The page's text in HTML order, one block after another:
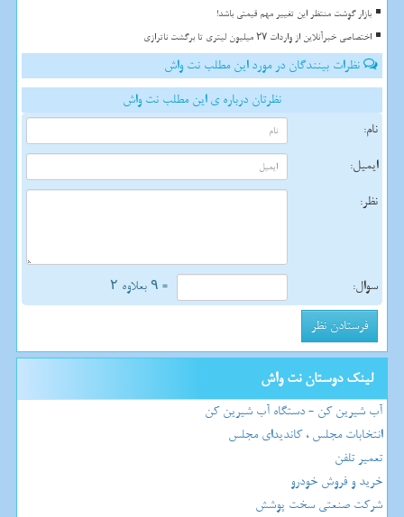
بازار گوشت منتظر این تغییر مهم قیمتی باشد!
اختصاصی خبرآنلاین از واردات ۲۷ میلیون لیتری تا برگشت ناترازی
نظرات بینندگان در مورد این مطلب نت واش
نظرتان درباره ی این مطلب نت واش
نام:
ایمیل:
نظر:
سوال: = ۹ بعلاوه ۲
لینک دوستان نت واش
آب شیرین کن - دستگاه آب شیرین کن
انتخابات مجلس ، کاندیدای مجلس
تعمیر تلفن
خرید و فروش خودرو
شرکت صنعتی سخت پوشش